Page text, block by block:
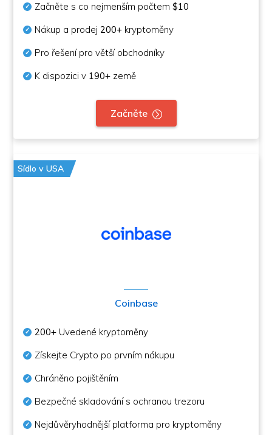
Začněte s co nejmenším počtem$10
Nákup a prodej200+ kryptoměny
Pro řešení pro větší obchodníky
K dispozici v 190+ země
Začněte
Sídlo v USA
Coinbase
200+ Uvedené kryptoměny
Získejte Crypto po prvním nákupu
Chráněno pojištěním
Bezpečné skladování s ochranou trezoru
Nejdůvěryhodnější platforma pro kryptoměny